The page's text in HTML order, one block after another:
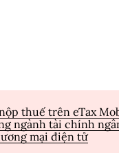
thuế trên eTax
ngành tài chính
mại điện tử